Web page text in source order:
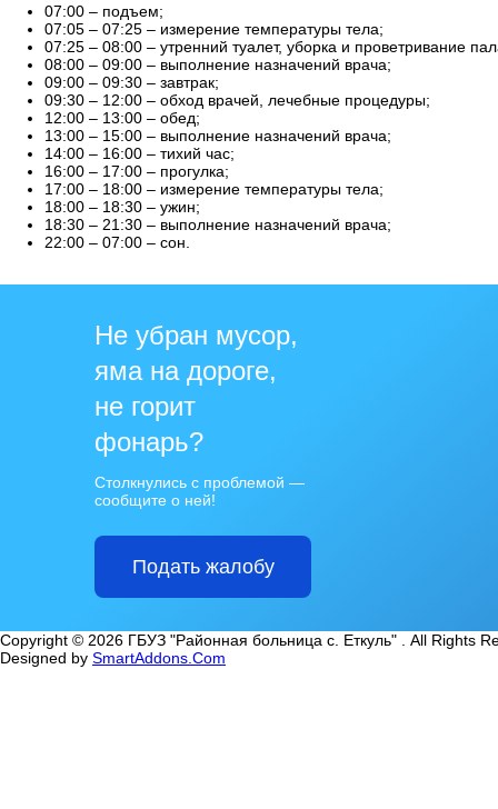
07:00 – подъем;
07:05 – 07:25 – измерение температуры тела;
07:25 – 08:00 – утренний туалет, уборка и проветривание
08:00 – 09:00 – выполнение назначений врача;
09:00 – 09:30 – завтрак;
09:30 – 12:00 – обход врачей, лечебные процедуры;
12:00 – 13:00 – обед;
13:00 – 15:00 – выполнение назначений врача;
14:00 – 16:00 – тихий час;
16:00 – 17:00 – прогулка;
17:00 – 18:00 – измерение температуры тела;
18:00 – 18:30 – ужин;
18:30 – 21:30 – выполнение назначений врача;
22:00 – 07:00 – сон.
Не убран мусор,
яма на дороге,
не горит
фонарь?
Столкнулись с проблемой —
сообщите о ней!
Подать жалобу
Copyright © 2026 ГБУЗ "Районная больница с. Еткуль" . All Rights
Designed by SmartAddons.Com